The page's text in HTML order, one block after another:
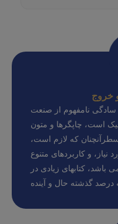
سادگی نامفهوم از صنعت
است، چاپگرها و متون
که لازم است،
و کاربردهای متنوع
باشد، کتابهای زیادی در